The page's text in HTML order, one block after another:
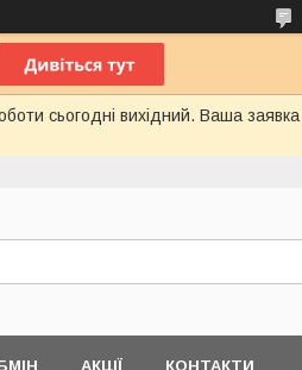
сьогодні вихідний. Ваша
АКЦІЇ КОНТАКТИ